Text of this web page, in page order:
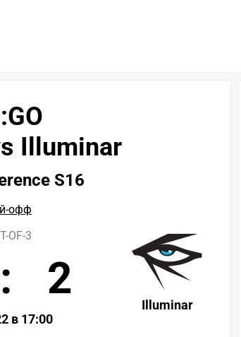
Illuminar
S16
офф
Illuminar
OF-3
: 2
в 17:00